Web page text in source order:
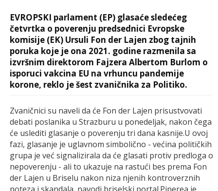
EVROPSKI parlament (EP) glasaće sledećeg
četvrtka o poverenju predsednici Evropske
komisije (EK) Ursuli Fon der Lajen zbog tajnih
poruka koje je ona 2021. godine razmenila sa
izvršnim direktorom Fajzera Albertom Burlom o
isporuci vakcina EU na vrhuncu pandemije
korone, reklo je šest zvaničnika za Politiko.
Zvaničnici su naveli da će Fon der Lajen prisustvovati
debati poslanika u Strazburu u ponedeljak, nakon čega
će uslediti glasanje o poverenju tri dana kasnije.U ovoj
fazi, glasanje je uglavnom simbolično - većina političkih
grupa je već signalizirala da će glasati protiv predloga o
nepoverenju - ali to ukazuje na rastući bes prema Fon
der Lajen u Briselu nakon niza njenih kontroverznih